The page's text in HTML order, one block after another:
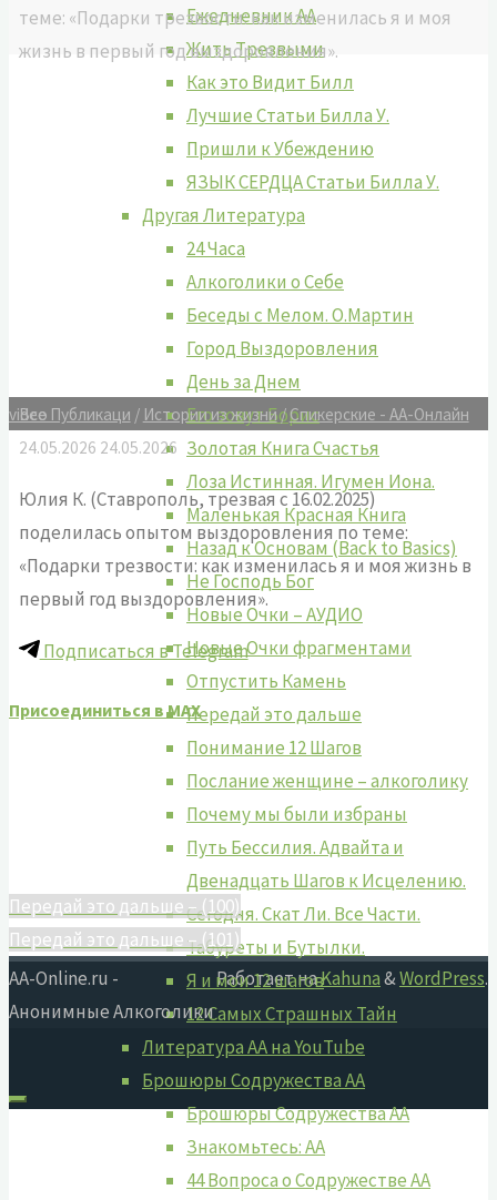
Ежедневник АА
Жить Tрезвыми
Как это Видит Билл
Лучшие Cтатьи Билла У.
Пришли к Убеждению
ЯЗЫК СЕРДЦА Статьи Билла У.
Другая Литература
24 Часа
Алкоголики о Себе
Беседы с Мелом. О.Мартин
Город Выздоровления
День за Днем
Его зовут Борис
Золотая Книга Счастья
Лоза Истинная. Игумен Иона.
Маленькая Красная Книга
Назад к Основам (Back to Basics)
Не Господь Бог
Новые Очки – АУДИО
Новые Очки фрагментами
Отпустить Камень
Передай это дальше
Понимание 12 Шагов
Послание женщине – алкоголику
Почему мы были избраны
Путь Бессилия. Адвайта и
Двенадцать Шагов к Исцелению.
Сегодня. Скат Ли. Все Части.
Табуреты и Бутылки.
Я и мои 12 шагов
12 Самых Страшных Тайн
Литература АА на YouTube
Брошюры Содружества АА
Брошюры Содружества АА
Знакомьтесь: АА
44 Вопроса о Содружестве АА
теме: «Подарки трезвости: как изменилась я и моя
жизнь в первый год выздоровления».
video
Все Публикаци / Истории из жизни/Спикерские - АА-Онлайн
24.05.2026 24.05.2026
Юлия К. (Ставрополь, трезвая с 16.02.2025)
поделилась опытом выздоровления по теме:
«Подарки трезвости: как изменилась я и моя жизнь в
первый год выздоровления».
Подписаться в Telegram
Присоединиться в MAX
Передай это дальше – (100)
Передай это дальше – (101)
Работает наKahuna&WordPress.
AA-Online.ru -
Анонимные Алкоголики